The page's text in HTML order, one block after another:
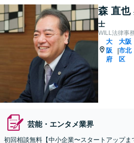
森 直也
士
WILL法律事
大
阪
府
|
大阪
市北
区
芸能・エンタメ業界
初回相談無料【中小企業〜スタートアップま